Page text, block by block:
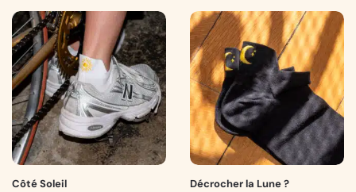
Côté Soleil Décrocher la Lune ?